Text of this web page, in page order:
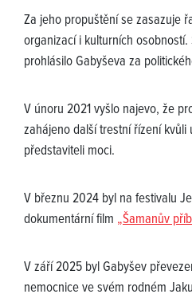
Za jeho propuštění se zasazuje
organizací i kulturních
prohlásilo Gabyševa za
V únoru 2021 vyšlo najevo, že
zahájeno další trestní řízení
představiteli moci.
V březnu 2024 byl na festivalu
dokumentární film „Šamanův
V září 2025 byl Gabyšev
nemocnice ve svém rodném